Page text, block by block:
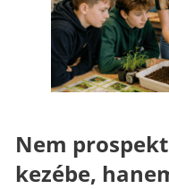
Nem
kezébe,